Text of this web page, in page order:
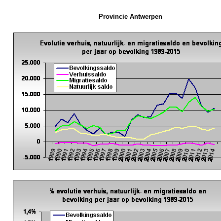
Provincie Antwerpen